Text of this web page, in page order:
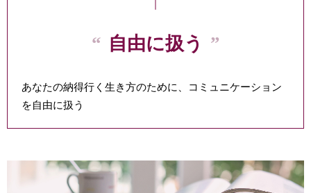
自由に扱う
あなたの納得行く生き方のために、コミュニケーション
を自由に扱う